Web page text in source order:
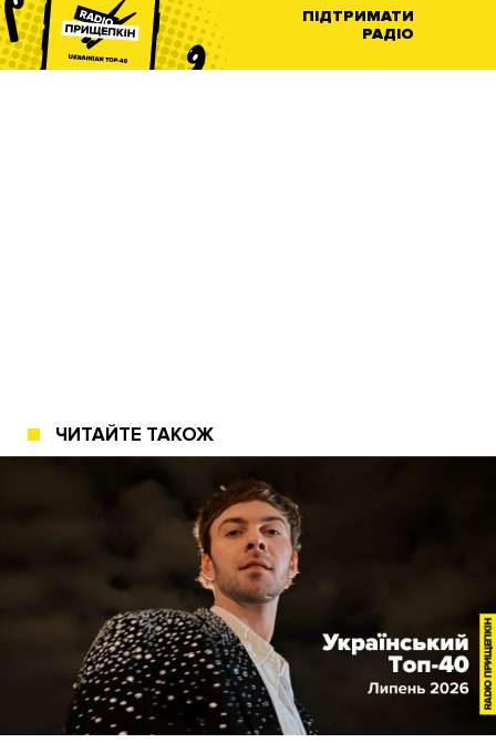
ПІДТРИМАТИ
РАДІО
ЧИТАЙТЕ ТАКОЖ